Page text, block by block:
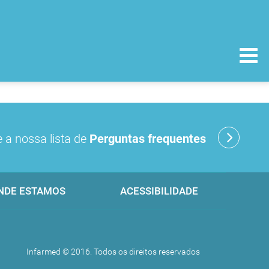
a nossa lista de Perguntas frequentes
ESTAMOS ACESSIBILIDADE
Infarmed © 2016. Todos os direitos reservados